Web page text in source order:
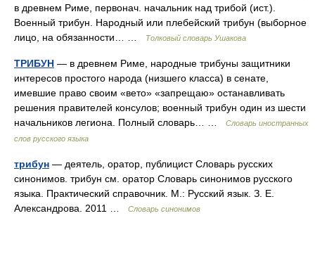
в древнем Риме, первонач. начальник над трибой (ист.).
Военный трибун. Народный или плебейский трибун (выборное
лицо, на обязанности… …
Толковый словарь Ушакова
ТРИБУН — в древнем Риме, народные трибуны защитники
интересов простого народа (низшего класса) в сенате,
имевшие право своим «вето» «запрещаю» останавливать
решения правителей консулов; военный трибун один из шести
начальников легиона. Полный словарь… …
Словарь иностранных
слов русского языка
трибун — деятель, оратор, публицист Словарь русских
синонимов. трибун см. оратор Словарь синонимов русского
языка. Практический справочник. М.: Русский язык. З. Е.
Александрова. 2011 …
Словарь синонимов